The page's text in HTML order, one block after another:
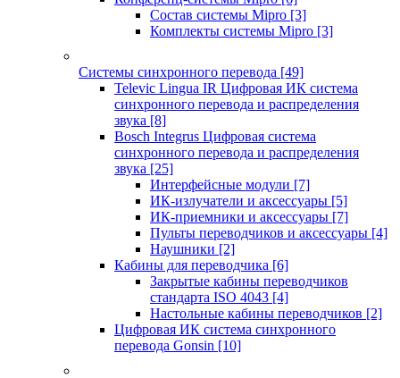
Состав системы Mipro [3]
Комплекты системы Mipro [3]
Системы синхронного перевода [49]
Televic Lingua IR Цифровая ИК система
синхронного перевода и распределения
звука [8]
Bosch Integrus Цифровая система
синхронного перевода и распределения
звука [25]
Интерфейсные модули [7]
ИК-излучатели и аксессуары [5]
ИК-приемники и аксессуары [7]
Пульты переводчиков и аксессуары [4]
Наушники [2]
Кабины для переводчика [6]
Закрытые кабины переводчиков
стандарта ISO 4043 [4]
Настольные кабины переводчиков [2]
Цифровая ИК система синхронного
перевода Gonsin [10]